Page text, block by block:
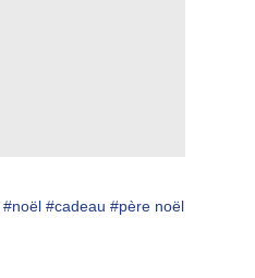
#noël #cadeau #père noël